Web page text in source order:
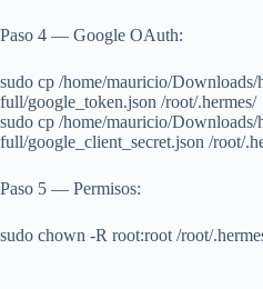
Paso 4 — Google OAuth:
sudo cp /home/mauricio/Downloads/
full/google_token.json /root/.hermes/
sudo cp /home/mauricio/Downloads/
full/google_client_secret.json /root/
Paso 5 — Permisos:
sudo chown -R root:root /root/